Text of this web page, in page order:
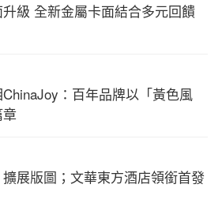
級 全新金屬卡面結合多元回饋
：百年品牌以「黃色風
擴展版圖；文華東方酒店領銜首發